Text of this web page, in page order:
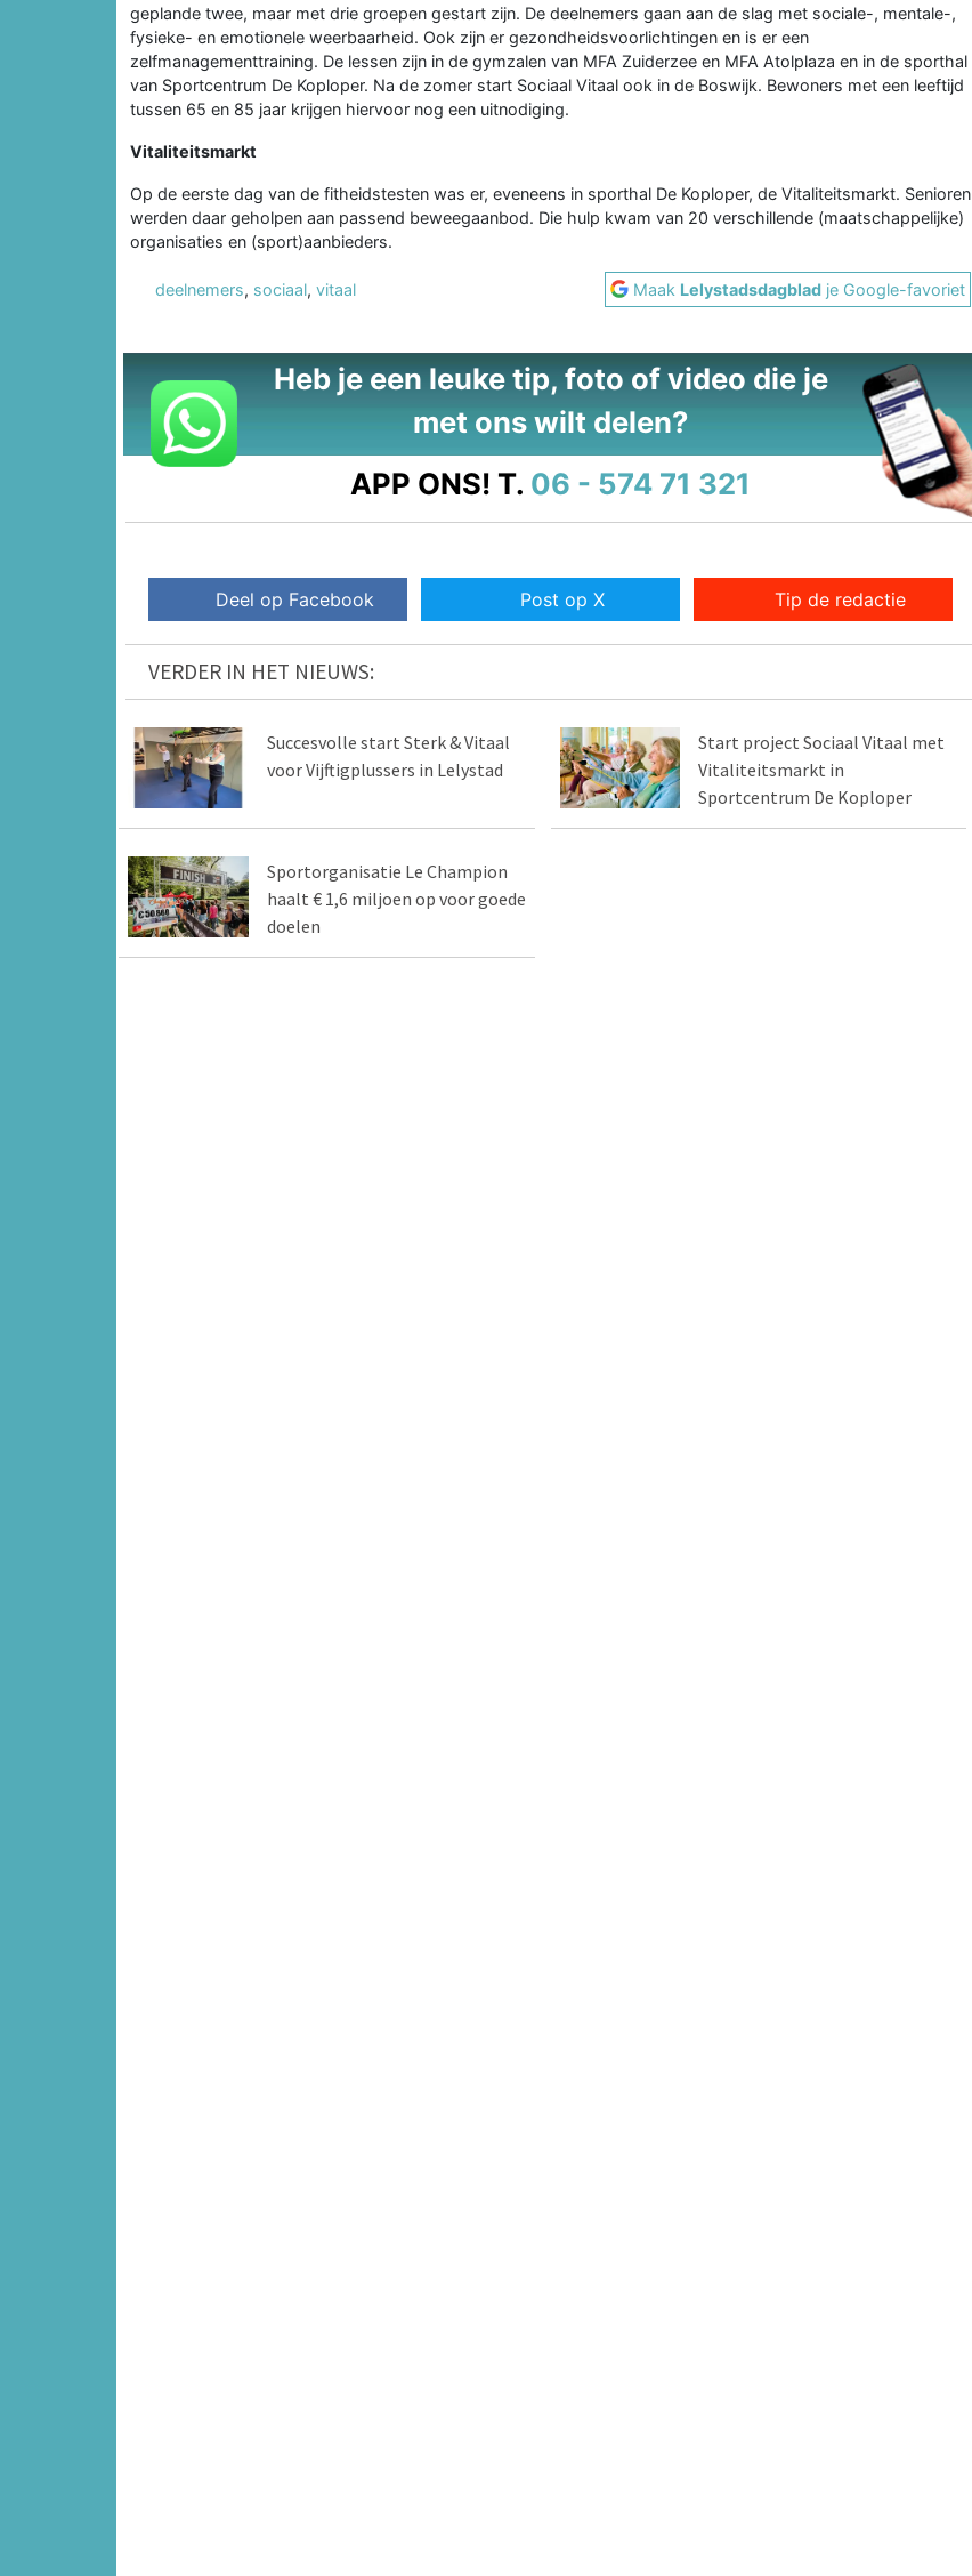
geplande twee, maar met drie groepen gestart zijn. De deelnemers gaan aan de slag met sociale-, mentale-,
fysieke- en emotionele weerbaarheid. Ook zijn er gezondheidsvoorlichtingen en is er een
zelfmanagementtraining. De lessen zijn in de gymzalen van MFA Zuiderzee en MFA Atolplaza en in de sporthal
van Sportcentrum De Koploper. Na de zomer start Sociaal Vitaal ook in de Boswijk. Bewoners met een leeftijd
tussen 65 en 85 jaar krijgen hiervoor nog een uitnodiging.
Vitaliteitsmarkt
Op de eerste dag van de fitheidstesten was er, eveneens in sporthal De Koploper, de Vitaliteitsmarkt. Senioren
werden daar geholpen aan passend beweegaanbod. Die hulp kwam van 20 verschillende (maatschappelijke)
organisaties en (sport)aanbieders.
deelnemers, sociaal, vitaal Maak Lelystadsdagblad je Google-favoriet
Heb je een leuke tip, foto of video die je
met ons wilt delen?
APP ONS! T. 06 - 574 71 321
Deel op Facebook Post op X Tip de redactie
VERDER IN HET NIEUWS:
Succesvolle start Sterk & Vitaal
voor Vijftigplussers in Lelystad
Start project Sociaal Vitaal met
Vitaliteitsmarkt in
Sportcentrum De Koploper
Sportorganisatie Le Champion
haalt € 1,6 miljoen op voor goede
doelen